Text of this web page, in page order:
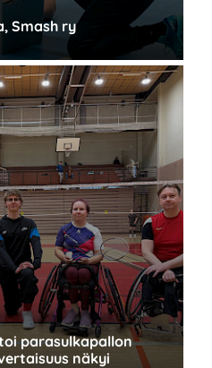
Smash ry
parasulkapallon
näkyi